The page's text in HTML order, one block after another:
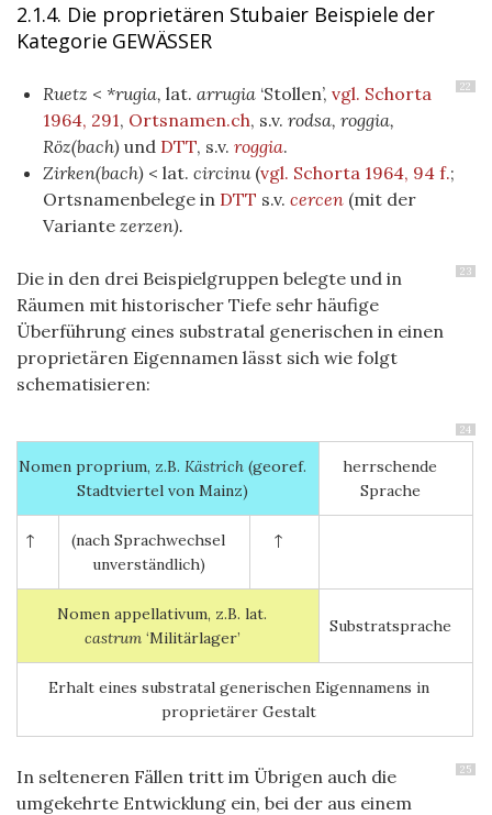
2.1.4. Die proprietären Stubaier Beispiele der
Kategorie GEWÄSSER
22
Ruetz < *rugia, lat. arrugia ‘Stollen’, vgl. Schorta
1964, 291, Ortsnamen.ch, s.v. rodsa, roggia,
Röz(bach) und DTT, s.v. roggia.
Zirken(bach) < lat. circinu(vgl. Schorta 1964, 94 f.;
Ortsnamenbelege in DTT s.v. cercen (mit der
Variante zerzen).
23
Die in den drei Beispielgruppen belegte und in
Räumen mit historischer Tiefe sehr häufige
Überführung eines substratal generischen in einen
proprietären Eigennamen lässt sich wie folgt
schematisieren:
24
Nomen proprium, z.B. Kästrich (georef.
Stadtviertel von Mainz)
herrschende
Sprache
↑
(nach Sprachwechsel
unverständlich)
↑
Nomen appellativum, z.B. lat.
castrum ‘Militärlager’
Substratsprache
Erhalt eines substratal generischen Eigennamens in
proprietärer Gestalt
25
In selteneren Fällen tritt im Übrigen auch die
umgekehrte Entwicklung ein, bei der aus einem